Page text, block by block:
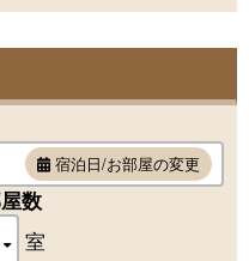
通りのベッド設置のお
おりますので、予めご了
、シェービングクリーム
ーにございます。
いただきますようお願い
宿泊日/お部屋の変更
数
室